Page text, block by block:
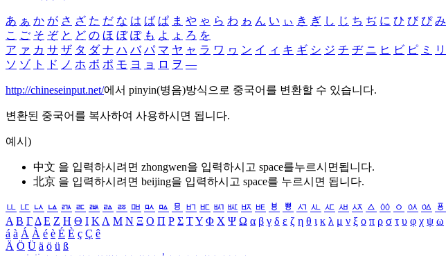
あ ぁ か が さ ざ た だ な は ば ぱ ま や ゃ ら わ ゎ ん い ぃ き ぎ し じ ち ぢ に ひ び ぴ み
こ ご そ ぞ と ど の ほ ぼ ぽ も よ ょ ろ を
ア ァ カ サ ザ タ ダ ナ ハ バ パ マ ヤ ャ ラ ワ ヮ ン イ ィ キ ギ シ ジ チ ヂ ニ ヒ ビ ピ ミ リ
ソ ゾ ト ド ノ ホ ボ ポ モ ヨ ョ ロ ヲ ―
http://chineseinput.net/에서 pinyin(병음)방식으로 중국어를 변환할 수 있습니다.
변환된 중국어를 복사하여 사용하시면 됩니다.
예시)
中文 을 입력하시려면 zhongwen을 입력하시고 space를누르시면됩니다.
北京 을 입력하시려면 beijing을 입력하시고 space를 누르시면 됩니다.
ㅥ ㅦ ㅧ ㅨ ㅩ ㅪ ㅫ ㅬ ㅭ ㅮ ㅯ ㅰ ㅱ ㅲ ㅳ ㅴ ㅵ ㅶ ㅷ ㅸ ㅹ ㅺ ㅻ ㅼ ㅽ ㅾ ㅿ ㆀ ㆁ ㆂ ㆃ ㆄ
Α Β ΓΔ Ε Ζ Η Θ Ι ΚΛ Μ Ν Ξ Ο Π Ρ Σ ΤΥ Φ Χ Ψ Ω α β γ δ ε ζ η θ ι κ λ μ ν ξ ο π ρ σ τ υ φ χ ψ ω
á à Á À é è É È ç Ç ê
Ä Ö Ü ä ö ü ß